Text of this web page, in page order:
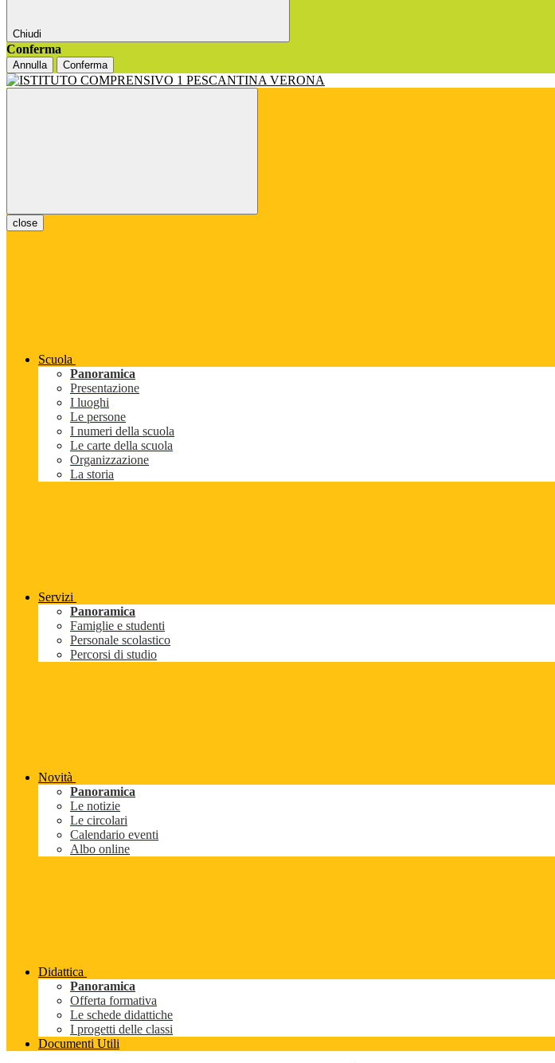
Chiudi
Conferma
Annulla Conferma
close
Scuola
Panoramica
Presentazione
I luoghi
Le persone
I numeri della scuola
Le carte della scuola
Organizzazione
La storia
Servizi
Panoramica
Famiglie e studenti
Personale scolastico
Percorsi di studio
Novità
Panoramica
Le notizie
Le circolari
Calendario eventi
Albo online
Didattica
Panoramica
Offerta formativa
Le schede didattiche
I progetti delle classi
Documenti Utili